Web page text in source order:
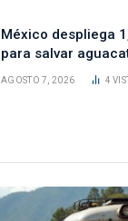
México despliega
para salvar
AGOSTO 7, 2026 4